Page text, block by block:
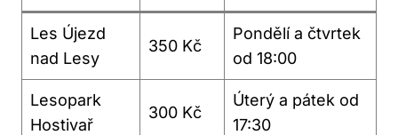
Les Újezd
nad Lesy
350 Kč
Pondělí a čtvrtek
od 18:00
Lesopark
Hostivař
300 Kč
Úterý a pátek od
17:30